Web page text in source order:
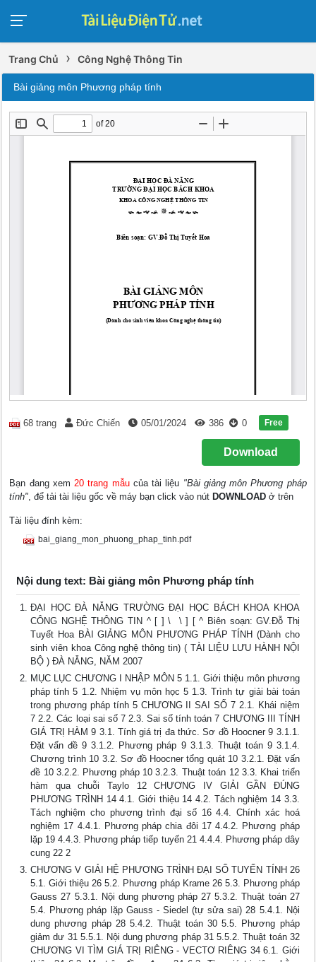
Trang Chủ › Công Nghệ Thông Tin
Bài giảng môn Phương pháp tính
68 trang Đức Chiến 05/01/2024 386 0 Free
Download
Bạn đang xem20 trang mẫucủa tài liệu "Bài giảng môn Phương pháp
tính", để tải tài liệu gốc về máy bạn click vào nút DOWNLOAD ở trên
Tài liệu đính kèm:
bai_giang_mon_phuong_phap_tinh.pdf
Nội dung text: Bài giảng môn Phương pháp tính
ĐẠI HỌC ĐÀ NẴNG TRƯỜNG ĐẠI HỌC BÁCH KHOA KHOA
CÔNG NGHỆ THÔNG TIN ^ [ ] \  \ ] [ ^ Biên soạn: GV.Đỗ Thị
Tuyết Hoa BÀI GIẢNG MÔN PHƯƠNG PHÁP TÍNH (Dành cho
sinh viên khoa Công nghệ thông tin) ( TÀI LIỆU LƯU HÀNH NỘI
BỘ ) ĐÀ NẴNG, NĂM 2007
MỤC LỤC CHƯƠNG I NHẬP MÔN 5 1.1. Giới thiệu môn phương
pháp tính 5 1.2. Nhiệm vụ môn học 5 1.3. Trình tự giải bài toán
trong phương pháp tính 5 CHƯƠNG II SAI SỐ 7 2.1. Khái niệm
7 2.2. Các loại sai số 7 2.3. Sai số tính toán 7 CHƯƠNG III TÍNH
GIÁ TRỊ HÀM 9 3.1. Tính giá trị đa thức. Sơ đồ Hoocner 9 3.1.1.
Đặt vấn đề 9 3.1.2. Phương pháp 9 3.1.3. Thuật toán 9 3.1.4.
Chương trình 10 3.2. Sơ đồ Hoocner tổng quát 10 3.2.1. Đặt vấn
đề 10 3.2.2. Phương pháp 10 3.2.3. Thuật toán 12 3.3. Khai triển
hàm qua chuỗi Taylo 12 CHƯƠNG IV GIẢI GẦN ĐÚNG
PHƯƠNG TRÌNH 14 4.1. Giới thiệu 14 4.2. Tách nghiệm 14 3.3.
Tách nghiệm cho phương trình đại số 16 4.4. Chính xác hoá
nghiệm 17 4.4.1. Phương pháp chia đôi 17 4.4.2. Phương pháp
lặp 19 4.4.3. Phương pháp tiếp tuyến 21 4.4.4. Phương pháp dây
cung 22 2
CHƯƠNG V GIẢI HỆ PHƯƠNG TRÌNH ĐẠI SỐ TUYẾN TÍNH 26
5.1. Giới thiệu 26 5.2. Phương pháp Krame 26 5.3. Phương pháp
Gauss 27 5.3.1. Nội dung phương pháp 27 5.3.2. Thuật toán 27
5.4. Phương pháp lặp Gauss - Siedel (tự sửa sai) 28 5.4.1. Nội
dung phương pháp 28 5.4.2. Thuật toán 30 5.5. Phương pháp
giảm dư 31 5.5.1. Nội dung phương pháp 31 5.5.2. Thuật toán 32
CHƯƠNG VI TÌM GIÁ TRỊ RIÊNG - VECTƠ RIÊNG 34 6.1. Giới